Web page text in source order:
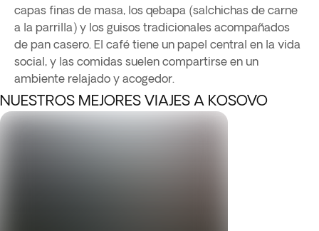
capas finas de masa, los qebapa (salchichas de carne
a la parrilla) y los guisos tradicionales acompañados
de pan casero. El café tiene un papel central en la vida
social, y las comidas suelen compartirse en un
ambiente relajado y acogedor.
NUESTROS MEJORES VIAJES A KOSOVO